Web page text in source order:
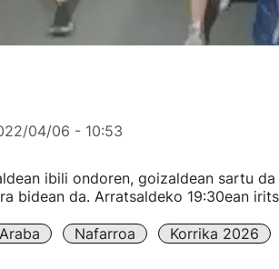
04/06 - 10:53
ibili ondoren, goizaldean sartu
bidean da. Arratsaldeko 19:30ean
Araba Nafarroa Korrika 2026